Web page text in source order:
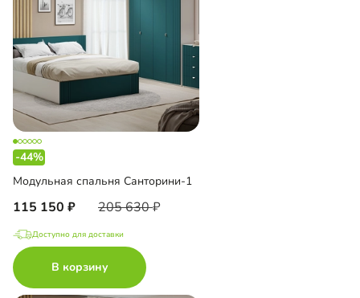
-44%
Модульная спальня Санторини-1
115 150 205 630
Доступно для доставки
В корзину